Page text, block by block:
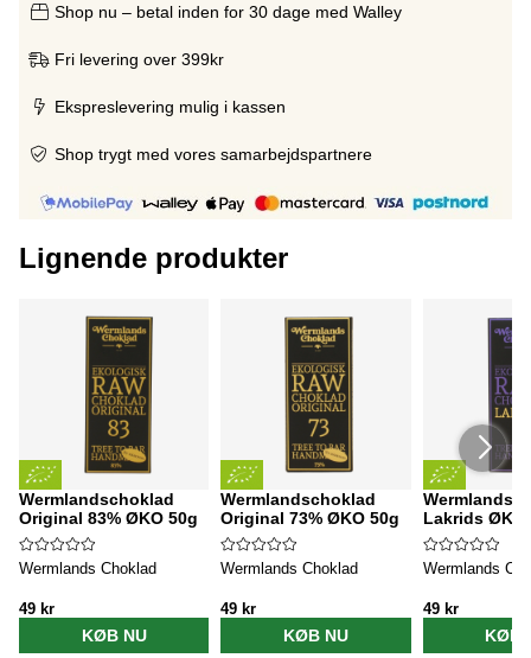
Shop nu – betal inden for 30 dage med Walley
Fri levering over 399kr
Ekspreslevering mulig i kassen
Shop trygt med vores samarbejdspartnere
Lignende produkter
Wermlandschoklad
Original 83% ØKO 50g
Wermlands Choklad
49 kr
KØB NU
Wermlandschoklad
Original 73% ØKO 50g
Wermlands Choklad
49 kr
KØB NU
Lakrids ØKO
Wermlands
49 kr
KØB